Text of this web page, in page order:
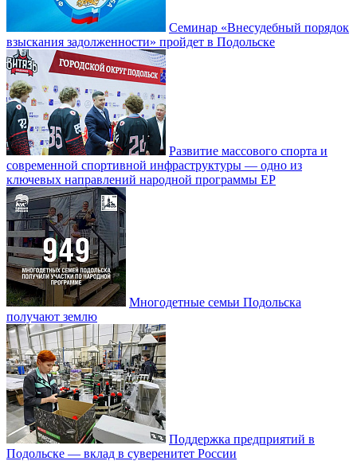
Семинар «Внесудебный порядок
взыскания задолженности» пройдет в Подольске
Развитие массового спорта и
современной спортивной инфраструктуры — одно из
ключевых направлений народной программы ЕР
Многодетные семьи Подольска
получают землю
Поддержка предприятий в
Подольске — вклад в суверенитет России